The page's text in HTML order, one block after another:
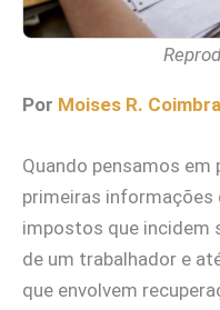
Por Moises R. Coimbra
Quando pensamos em
primeiras informações
impostos que incidem
de um trabalhador e
que envolvem